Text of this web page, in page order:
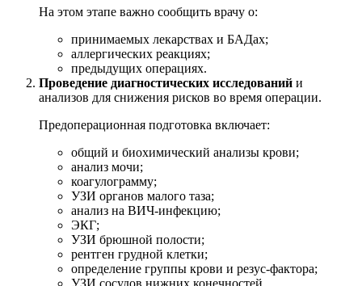
На этом этапе важно сообщить врачу о:
принимаемых лекарствах и БАДах;
аллергических реакциях;
предыдущих операциях.
Проведение диагностических исследований и
анализов для снижения рисков во время операции.
Предоперационная подготовка включает:
общий и биохимический анализы крови;
анализ мочи;
коагулограмму;
УЗИ органов малого таза;
анализ на ВИЧ-инфекцию;
ЭКГ;
УЗИ брюшной полости;
рентген грудной клетки;
определение группы крови и резус-фактора;